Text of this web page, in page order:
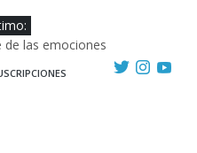
de las emociones
las artes
de investigación y